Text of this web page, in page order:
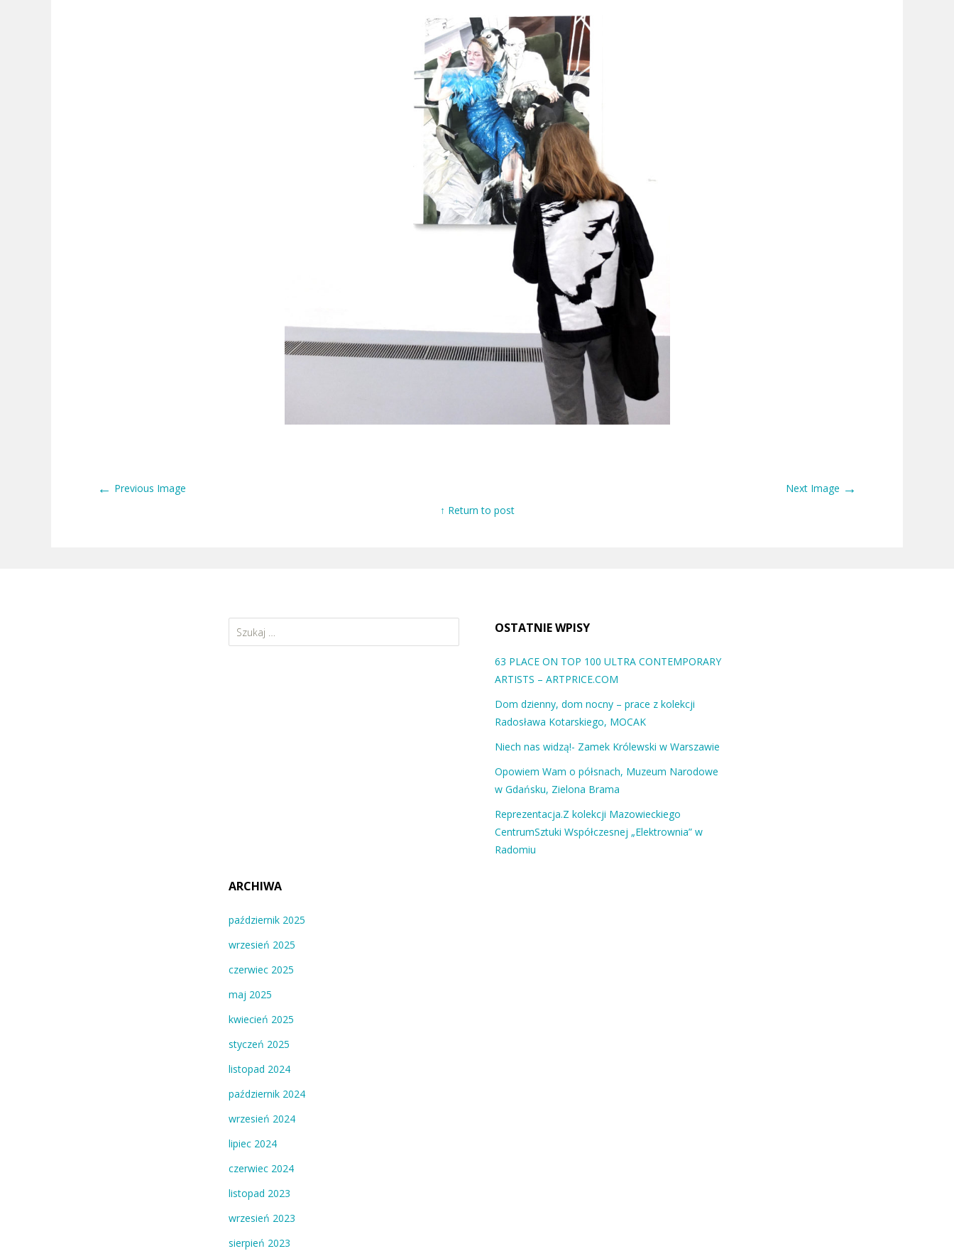
← Previous Image Next Image →
↑ Return to post
Szukaj: OSTATNIE WPISY
63 PLACE ON TOP 100 ULTRA CONTEMPORARY
ARTISTS – ARTPRICE.COM
Dom dzienny, dom nocny – prace z kolekcji
Radosława Kotarskiego, MOCAK
Niech nas widzą!- Zamek Królewski w Warszawie
Opowiem Wam o półsnach, Muzeum Narodowe
w Gdańsku, Zielona Brama
Reprezentacja.Z kolekcji Mazowieckiego
CentrumSztuki Współczesnej „Elektrownia” w
Radomiu
ARCHIWA
październik 2025
wrzesień 2025
czerwiec 2025
maj 2025
kwiecień 2025
styczeń 2025
listopad 2024
październik 2024
wrzesień 2024
lipiec 2024
czerwiec 2024
listopad 2023
wrzesień 2023
sierpień 2023